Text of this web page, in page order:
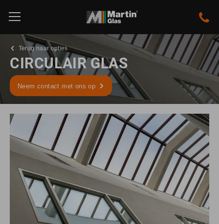
Terug naar opties
CIRCULAIR GLAS
Neem contact met ons op